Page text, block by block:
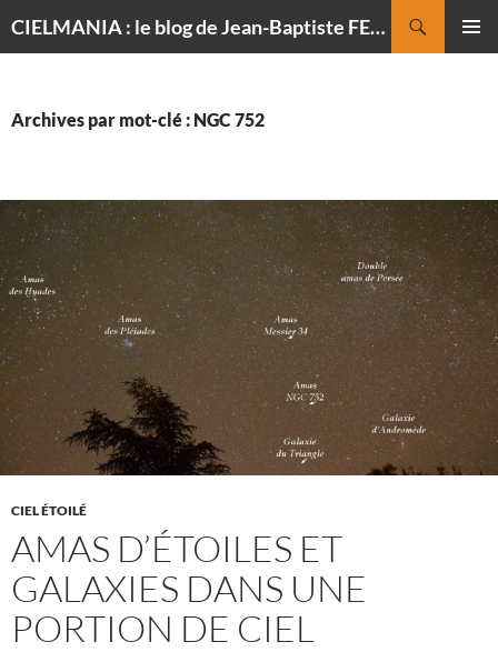
CIELMANIA : le blog de Jean-Baptiste FELDMANN, photographe du ciel
Archives par mot-clé : NGC 752
CIEL ÉTOILÉ
AMAS D’ÉTOILES ET
GALAXIES DANS UNE
PORTION DE CIEL